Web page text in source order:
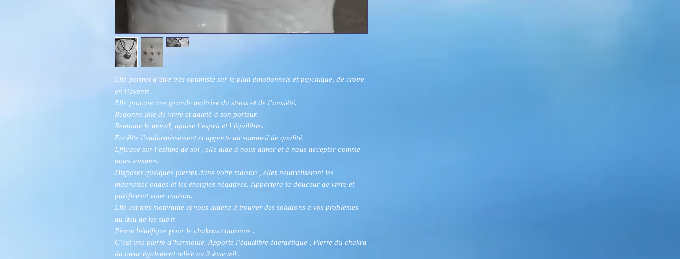
Elle permet d’être très optimiste sur le plan émotionnels et psychique, de croire
en l’avenir.
Elle procure une grande maîtrise du stress et de l’anxiété.
Redonne joie de vivre et gaieté à son porteur.
Remonte le moral, apaise l’esprit et l’équilibre.
Facilite l’endormissement et apporte un sommeil de qualité.
Efficace sur l’estime de soi , elle aide à nous aimer et à nous accepter comme
nous sommes.
Disposez quelques pierres dans votre maison , elles neutraliseront les
mauvaises ondes et les énergies négatives. Apportera la douceur de vivre et
purifieront votre maison.
Elle est très motivante et vous aidera à trouver des solutions à vos problèmes
au lieu de les subir.
Pierre bénéfique pour le chakras couronne .
C’est une pierre d’harmonie. Apporte l’équilibre énergétique , Pierre du chakra
du cœur également reliée au 3 ème œil .